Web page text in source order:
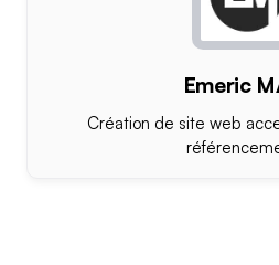
Emeric
Création de site web